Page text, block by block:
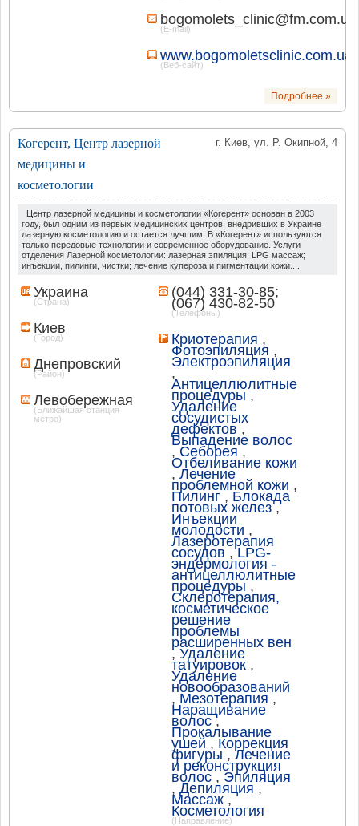
bogomolets_clinic@fm.com.ua
(E-mail)
www.bogomoletsclinic.com.ua
(Веб-сайт)
Подробнее »
г. Киев, ул. Р. Окипной, 4
Когерент, Центр лазерной
медицины и
косметологии
Центр лазерной медицины и косметологии «Когерент» основан в 2003
году, был одним из первых медицинских центров, внедривших в Украине
лазерную косметологию и остается лучшим. В «Когерент» используются
только передовые технологии и современное оборудование. Услуги
отделения Лазерной косметологии: лазерная эпиляция; LPG массаж;
инъекции, пилинги, чистки; лечение купероза и пигментации кожи....
Украина
(Страна)
Киев
(Город)
Днепровский
(Район)
Левобережная
(Ближайшая станция
метро)
(044) 331-30-85;
(067) 430-82-50
(Телефоны)
Криотерапия ,
Фотоэпиляция ,
Электроэпиляция
,
Антицеллюлитные
процедуры ,
Удаление
сосудистых
дефектов ,
Выпадение волос
, Себорея ,
Отбеливание кожи
, Лечение
проблемной кожи ,
Пилинг , Блокада
потовых желез,
Инъекции
молодости ,
Лазеротерапия
сосудов ,LPG-
эндермология -
антицеллюлитные
процедуры ,
Склеротерапия,
косметическое
решение
проблемы
расширенных вен
, Удаление
татуировок ,
Удаление
новообразований
, Мезотерапия ,
Наращивание
волос ,
Прокалывание
ушей , Коррекция
фигуры , Лечение
и реконструкция
волос , Эпиляция
, Депиляция ,
Массаж ,
Косметология
(Направление)